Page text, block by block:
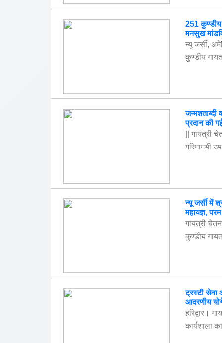
251 कुण्डीय
मनसुख
न्यू जर्सी,
कुण्डीय
जन्मशताब्दी
प्रदान की गई
|| गायत्री
गरिमामयी
न्यू जर्सी में
महायज्ञ,
गायत्री
कुण्डीय
ट्रस्टी सेवा
आदरणीय
हरिद्वार।
कार्यशाला